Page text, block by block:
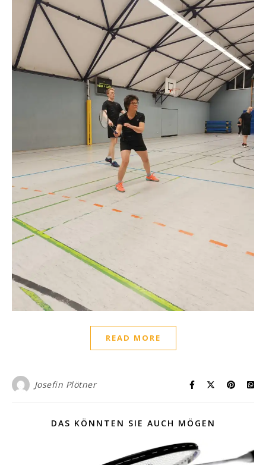
READ MORE
Josefin Plötner
DAS KÖNNTEN SIE AUCH MÖGEN